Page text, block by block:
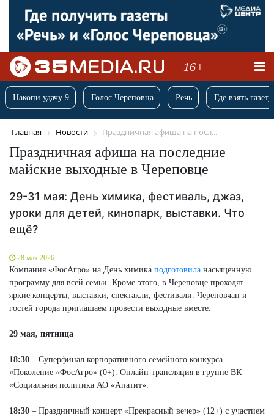
16+
Накопи удачу 9 Голос Череповца Речь Где взять
Главная Новости Праздничная афиша на посл...
Праздничная афиша на последние
майские выходные в Череповце
29-31 мая: День химика, фестиваль, джаз,
уроки для детей, кинопарк, выставки. Что
ещё?
28 мая 2026
Компания «ФосАгро» на День химика подготовила насыщенную
программу для всей семьи. Кроме этого, в Череповце проходят
яркие концерты, выставки, спектакли, фестивали. Череповчан и
гостей города приглашаем провести выходные вместе.
29 мая, пятница
18:30 – Суперфинал корпоративного семейного конкурса
«Поколение «ФосАгро» (0+). Онлайн-трансляция в группе ВК
«Социальная политика АО «Апатит».
18:30 – Праздничный концерт «Прекрасный вечер» (12+) с участием